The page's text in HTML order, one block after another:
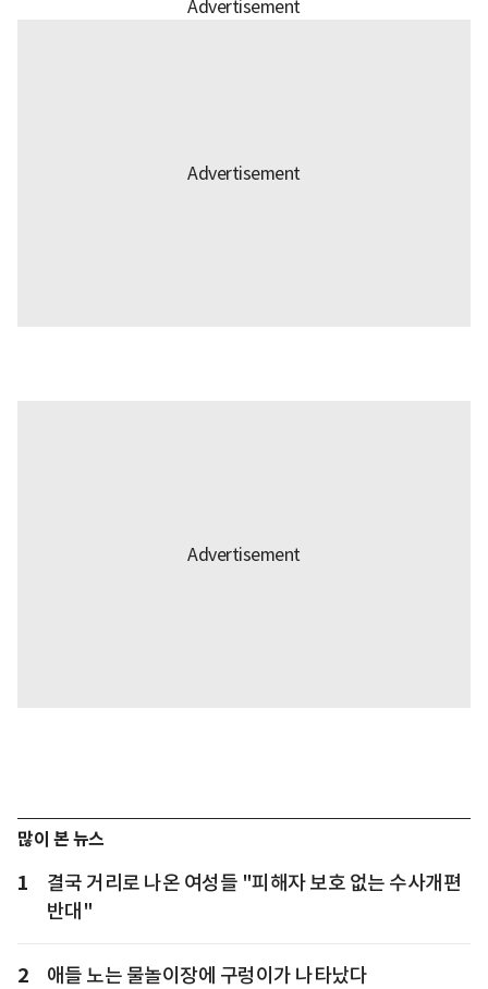
많이 본 뉴스
1
결국 거리로 나온 여성들 "피해자 보호 없는 수사개편
반대"
2 애들 노는 물놀이장에 구렁이가 나타났다